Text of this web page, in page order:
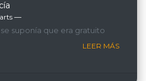
―
se suponía que era gratuito
LEER MÁS